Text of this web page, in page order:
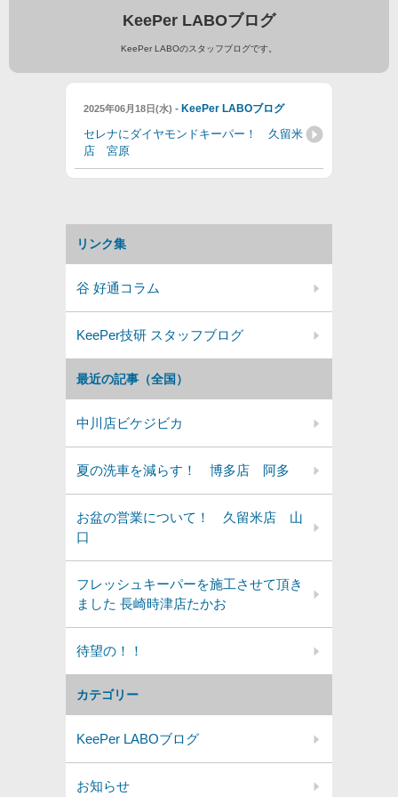
KeePer LABOブログ
KeePer LABOのスタッフブログです。
2025年06月18日(水) - KeePer LABOブログ
セレナにダイヤモンドキーパー！ 久留米
店 宮原
カテゴリー
KeePer LABOブログ
お知らせ
最近の記事（全国）
中川店ビケジビカ
夏の洗車を減らす！ 博多店 阿多
お盆の営業について！ 久留米店 山
口
フレッシュキーパーを施工させて頂き
ました 長崎時津店たかお
待望の！！
リンク集
谷 好通コラム
KeePer技研 スタッフブログ